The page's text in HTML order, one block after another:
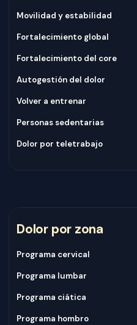
Movilidad y estabilidad
Fortalecimiento global
Fortalecimiento del core
Autogestión del dolor
Volver a entrenar
Personas sedentarias
Dolor por teletrabajo
Dolor por zona
Programa cervical
Programa lumbar
Programa ciática
Programa hombro